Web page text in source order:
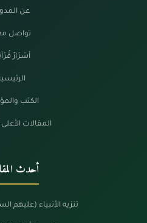
عن
تواصل
أسْرَارٌ
الكتب
المقالات
أحدث
تنزيه الأنبياء (عليهم